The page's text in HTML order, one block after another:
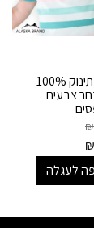
ציפיות לכרית תינוק 100%
צבעים
₪
₪
לעגלה